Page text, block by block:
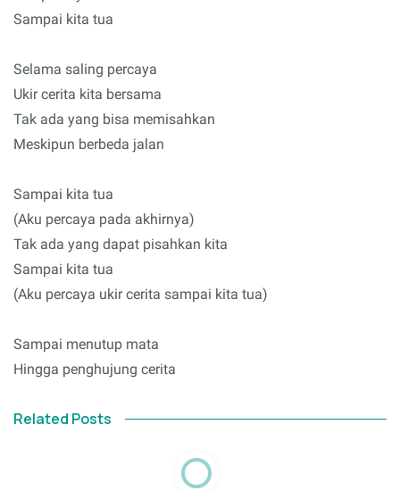
Sampai kita tua
Selama saling percaya
Ukir cerita kita bersama
Tak ada yang bisa memisahkan
Meskipun berbeda jalan
Sampai kita tua
(Aku percaya pada akhirnya)
Tak ada yang dapat pisahkan kita
Sampai kita tua
(Aku percaya ukir cerita sampai kita tua)
Sampai menutup mata
Hingga penghujung cerita
Related Posts